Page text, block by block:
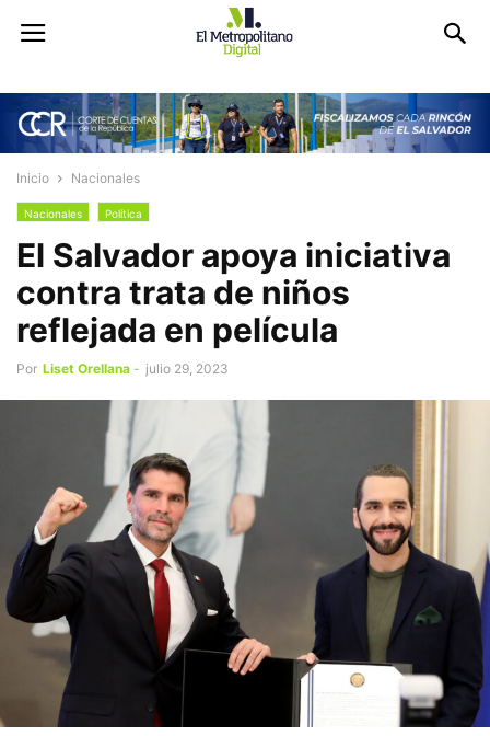
Inicio Nacionales
Nacionales Política
El Salvador apoya iniciativa
contra trata de niños
reflejada en película
Por Liset Orellana - julio 29, 2023